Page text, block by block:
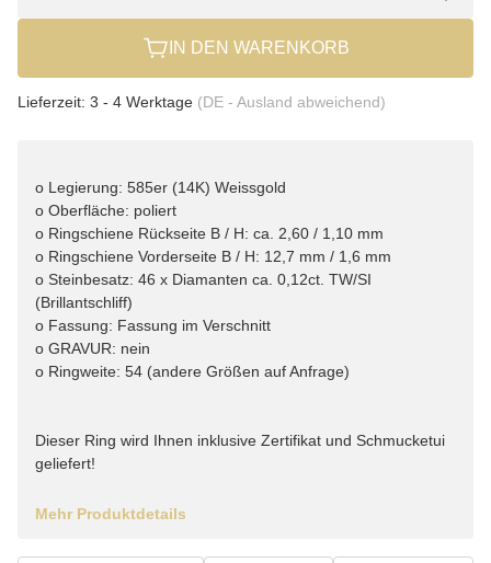
IN DEN WARENKORB
Lieferzeit: 3 - 4 Werktage (DE - Ausland abweichend)
o Legierung: 585er (14K) Weissgold
o Oberfläche: poliert
o Ringschiene Rückseite B / H: ca. 2,60 / 1,10 mm
o Ringschiene Vorderseite B / H: 12,7 mm / 1,6 mm
o Steinbesatz: 46 x Diamanten ca. 0,12ct. TW/SI
(Brillantschliff)
o Fassung: Fassung im Verschnitt
o GRAVUR: nein
o Ringweite: 54 (andere Größen auf Anfrage)
Dieser Ring wird Ihnen inklusive Zertifikat und Schmucketui
geliefert!
Mehr Produktdetails